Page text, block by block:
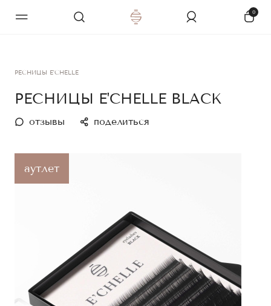
0
РЕСНИЦЫ E'CHELLE
РЕСНИЦЫ E'CHELLE BLACK
отзывы поделиться
аутлет